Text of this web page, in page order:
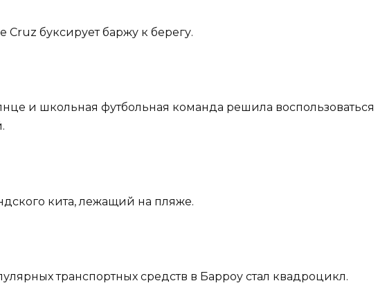
Cruz буксирует баржу к берегу.
и школьная футбольная команда решила воспользоваться
кита, лежащий на пляже.
транспортных средств в Барроу стал квадроцикл.